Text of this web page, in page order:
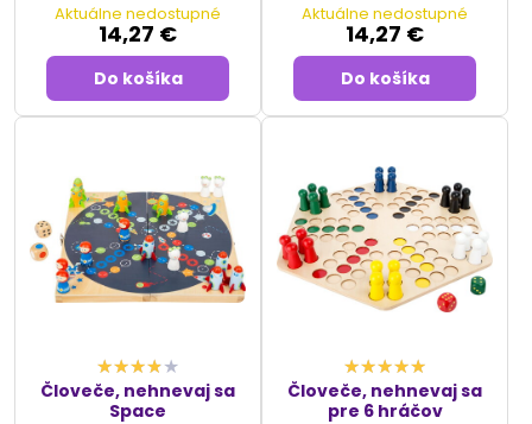
Aktuálne nedostupné
14,27 €
Do košíka
Aktuálne nedostupné
14,27 €
Do košíka
Človeče, nehnevaj sa
Space
Človeče, nehnevaj sa
pre 6 hráčov